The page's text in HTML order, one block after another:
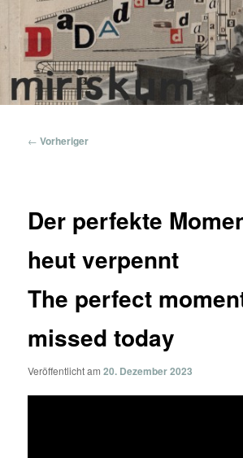
primären
Inhalt
springen
Beitragsnavigation
← Vorheriger
Der perfekte
heut verpennt
The perfect
missed today
Veröffentlicht am20. Dezember 2023